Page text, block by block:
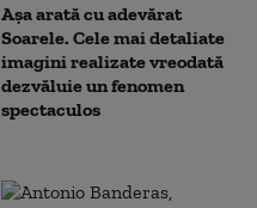
Așa arată cu adevărat
Soarele. Cele mai detaliate
imagini realizate vreodată
dezvăluie un fenomen
spectaculos